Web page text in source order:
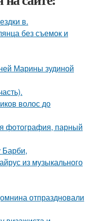
в.
без съемок и
Марины зудиной
волос до
фотография, парный
Барби,
из музыкального
отпраздновали